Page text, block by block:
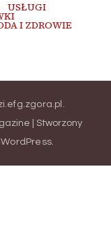
USŁUGI
I ZDROWIE
.
| Stworzony
WordPress.